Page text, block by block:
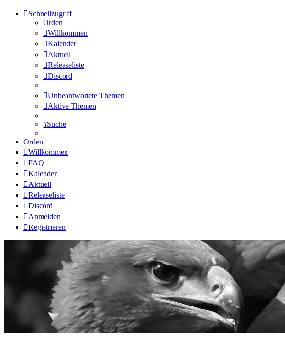
Schnellzugriff
Orden
Willkommen
Kalender
Aktuell
Releaseliste
Discord
Unbeantwortete Themen
Aktive Themen
Suche
Orden
Willkommen
FAQ
Kalender
Aktuell
Releaseliste
Discord
Anmelden
Registrieren